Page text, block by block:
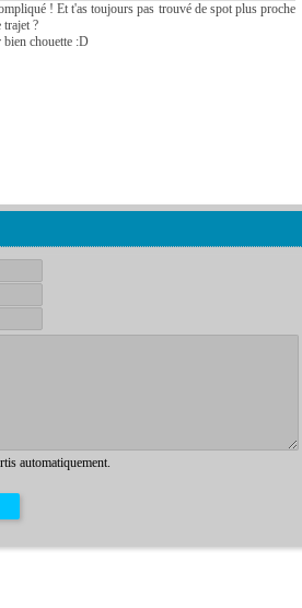
! Et t'as toujours pas trouvé de spot plus proche
trajet ?
bien chouette :D
automatiquement.